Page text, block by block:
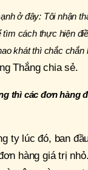
ở đây: Tôi nhận
tìm cách thực hiện
khát thì chắc chắn
Thắng chia sẻ.
thì các đơn hàng
ty lúc đó, ban
hàng giá trị